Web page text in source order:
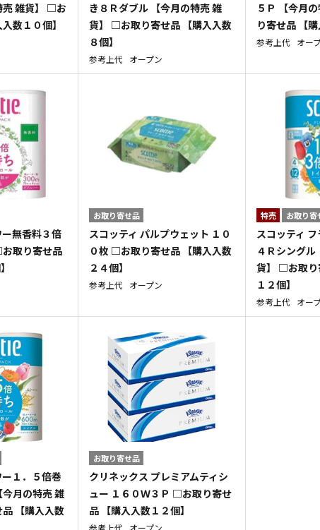
売 雑貨】 □お
数１０個】
き８Ｒダブル 【今月の特売 雑
貨】 □お取り寄せ品 【購入入数
８個】
参考上代 オープン
５Ｐ 【今月
り寄せ品 【
参考上代 オー
無香料３倍
取り寄せ品
お取り寄せ品
スコッティ パルプウェット １０
０枚 □お取り寄せ品 【購入入数
２４個】
参考上代 オープン
特売 お取り寄
スコッティ
４Ｒシングル
貨】 □お取り
１２個】
参考上代 オー
１．５倍巻
月の特売 雑
【購入入数
お取り寄せ品
クリネックス プレミアムティシ
ュー １６０Ｗ３Ｐ □お取り寄せ
品 【購入入数１２個】